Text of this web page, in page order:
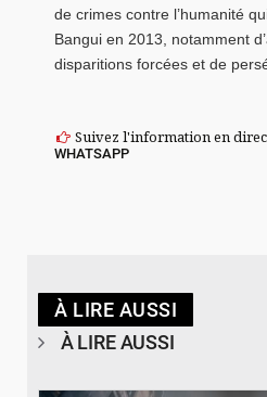
de crimes contre l’humanité
Bangui en 2013, notamment
disparitions forcées et de
Suivez l'information en
WHATSAPP
À LIRE AUSSI
À LIRE AUSSI